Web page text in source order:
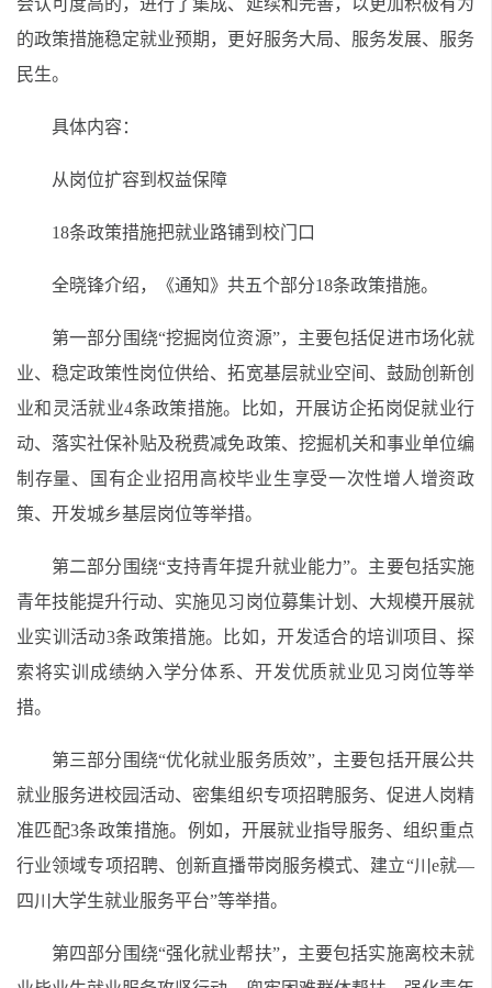
会认可度高的，进行了集成、延续和完善，以更加积极有为
的政策措施稳定就业预期，更好服务大局、服务发展、服务
民生。
具体内容：
从岗位扩容到权益保障
18条政策措施把就业路铺到校门口
全晓锋介绍，《通知》共五个部分18条政策措施。
第一部分围绕“挖掘岗位资源”，主要包括促进市场化就
业、稳定政策性岗位供给、拓宽基层就业空间、鼓励创新创
业和灵活就业4条政策措施。比如，开展访企拓岗促就业行
动、落实社保补贴及税费减免政策、挖掘机关和事业单位编
制存量、国有企业招用高校毕业生享受一次性增人增资政
策、开发城乡基层岗位等举措。
第二部分围绕“支持青年提升就业能力”。主要包括实施
青年技能提升行动、实施见习岗位募集计划、大规模开展就
业实训活动3条政策措施。比如，开发适合的培训项目、探
索将实训成绩纳入学分体系、开发优质就业见习岗位等举
措。
第三部分围绕“优化就业服务质效”，主要包括开展公共
就业服务进校园活动、密集组织专项招聘服务、促进人岗精
准匹配3条政策措施。例如，开展就业指导服务、组织重点
行业领域专项招聘、创新直播带岗服务模式、建立“川e就—
四川大学生就业服务平台”等举措。
第四部分围绕“强化就业帮扶”，主要包括实施离校未就